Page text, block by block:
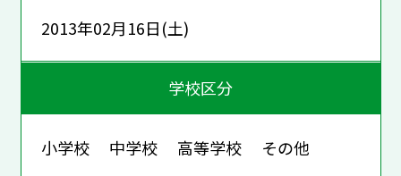
2013年02月16日(土)
学校区分
小学校 中学校 高等学校 その他